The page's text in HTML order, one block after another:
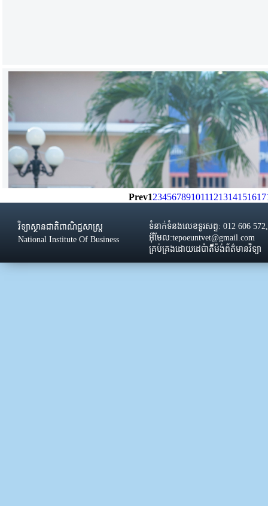
Prev1234567891011121314151617
វិទ្យាស្ថានជាតិពាណិជ្ជសាស្រ្ដ
National Institute Of Business
ទំនាក់ទំនងលេខទូរសព្ទ: 012 606
អ៊ីមែល:tepoeuntvet@gmail.com
គ្រប់គ្រងដោយដេប៉ាតឺម៉ង់ព័ត៌មានវិទ្យា